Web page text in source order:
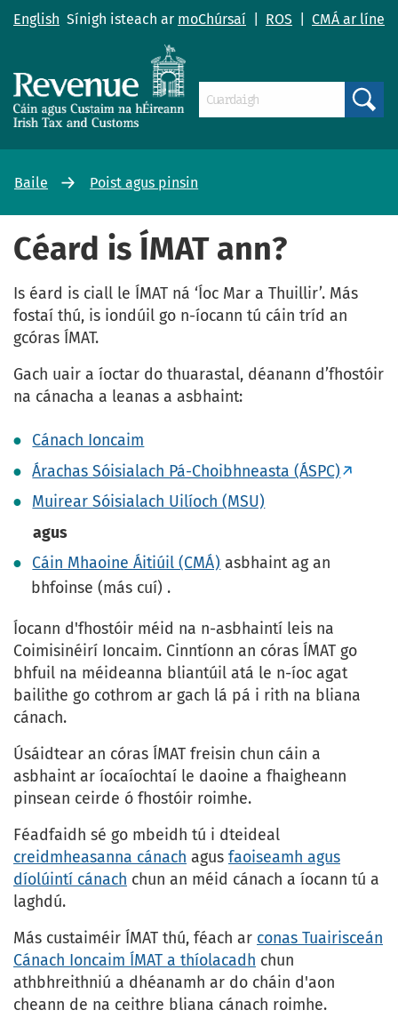
English Sínigh isteach ar moChúrsaí ROS CMÁ ar líne
Baile Poist agus pinsin
Céard is ÍMAT ann?
Is éard is ciall le ÍMAT ná ‘Íoc Mar a Thuillir’. Más
fostaí thú, is iondúil go n-íocann tú cáin tríd an
gcóras ÍMAT.
Gach uair a íoctar do thuarastal, déanann d’fhostóir
na cánacha a leanas a asbhaint:
Cánach Ioncaim
Árachas Sóisialach Pá-Choibhneasta (ÁSPC)
Muirear Sóisialach Uilíoch (MSU)
agus
Cáin Mhaoine Áitiúil (CMÁ) asbhaint ag an
bhfoinse (más cuí) .
Íocann d'fhostóir méid na n-asbhaintí leis na
Coimisinéirí Ioncaim. Cinntíonn an córas ÍMAT go
bhfuil na méideanna bliantúil atá le n-íoc agat
bailithe go cothrom ar gach lá pá i rith na bliana
cánach.
Úsáidtear an córas ÍMAT freisin chun cáin a
asbhaint ar íocaíochtaí le daoine a fhaigheann
pinsean ceirde ó fhostóir roimhe.
Féadfaidh sé go mbeidh tú i dteideal
creidmheasanna cánach agus faoiseamh agus
díolúintí cánach chun an méid cánach a íocann tú a
laghdú.
Más custaiméir ÍMAT thú, féach ar conas Tuairisceán
Cánach Ioncaim ÍMAT a thíolacadh chun
athbhreithniú a dhéanamh ar do cháin d'aon
cheann de na ceithre bliana cánach roimhe.